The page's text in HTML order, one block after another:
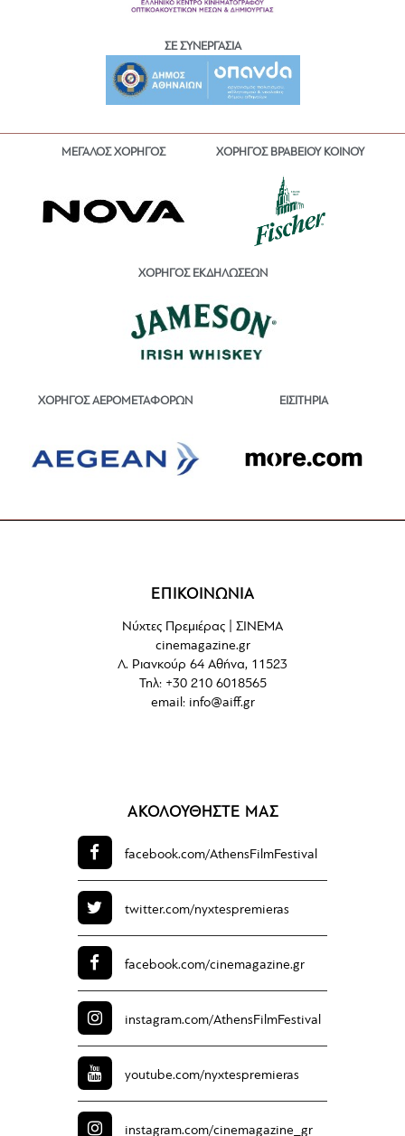
ΣΕ ΣΥΝΕΡΓΑΣΙΑ
ΜΕΓΑΛΟΣ ΧΟΡΗΓΟΣ ΧΟΡΗΓΟΣ ΒΡΑΒΕΙΟΥ ΚΟΙΝΟΥ
ΧΟΡΗΓΟΣ ΕΚΔΗΛΩΣΕΩΝ
ΧΟΡΗΓΟΣ ΑΕΡΟΜΕΤΑΦΟΡΩΝ ΕΙΣΙΤΗΡΙΑ
ΕΠΙΚΟΙΝΩΝΙΑ
Νύχτες Πρεμιέρας | ΣΙΝΕΜΑ
cinemagazine.gr
Λ. Ριανκούρ 64 Αθήνα, 11523
Τηλ: +30 210 6018565
email: info@aiff.gr
ΑΚΟΛΟΥΘΗΣΤΕ ΜΑΣ
facebook.com/AthensFilmFestival
twitter.com/nyxtespremieras
facebook.com/cinemagazine.gr
instagram.com/AthensFilmFestival
youtube.com/nyxtespremieras
instagram.com/cinemagazine_gr